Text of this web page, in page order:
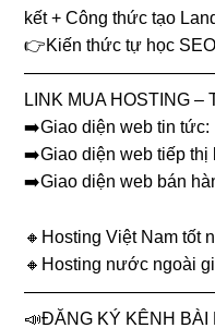
kết + Công thức tạo
👉Kiến thức tự học
LINK MUA HOSTING –
➡️Giao diện web tin tức:
➡️Giao diện web tiếp thị
➡️Giao diện web bán
🔸Hosting Việt Nam tốt
🔸Hosting nước ngoài
📣ĐĂNG KÝ KÊNH